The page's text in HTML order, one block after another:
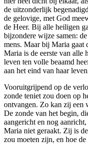
de uitzonderlijk
de gelovige, met God
de Heer. Bij alle heiligen
bijzondere wijze samen:
mens. Maar bij Maria gaat
Maria is de eerste van alle
leven ten volle beaamd
aan het eind van haar
Vooruitgrijpend op de
zonde teniet zou doen op
ontvangen. Zo kan zij een
De zonde van het begin,
aangericht en nog
Maria niet geraakt. Zij is
zou moeten zijn, en hoe